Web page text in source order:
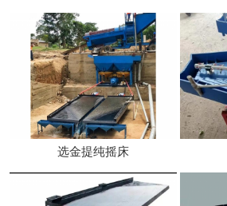
选金提纯摇床